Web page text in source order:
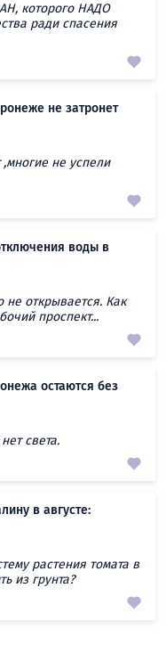
которого НАДО
ради спасения
не затронет
не успели
воды в
открывается. Как
проспект...
остаются без
света.
в августе:
растения томата в
из грунта?